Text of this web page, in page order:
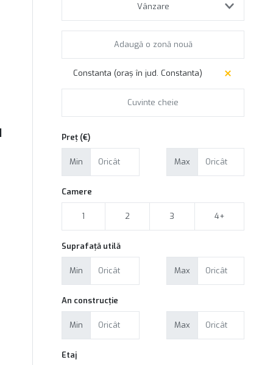
Vânzare
Constanta (oraș în jud. Constanta)
Preț (€)
Min Max
Camere
1 2 3 4+
Suprafață utilă
Min Max
An construcție
Min Max
Etaj